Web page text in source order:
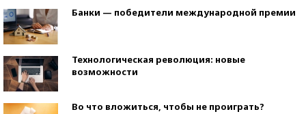
Банки — победители международной премии
Технологическая революция: новые
возможности
Во что вложиться, чтобы не проиграть?